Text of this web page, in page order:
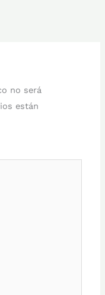
no será
están